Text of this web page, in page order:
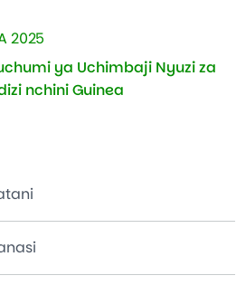
2025
ya Uchimbaji Nyuzi za
nchini Guinea